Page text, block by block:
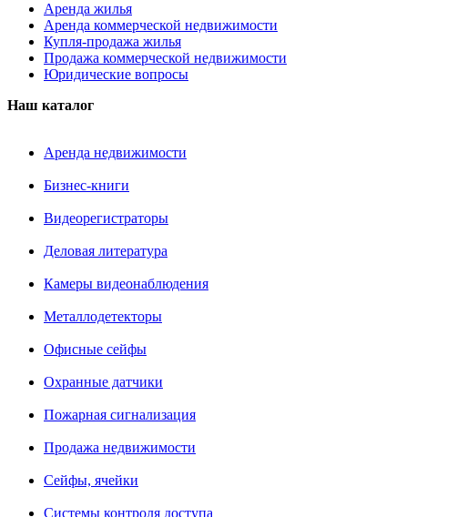
Аренда жилья
Аренда коммерческой недвижимости
Купля-продажа жилья
Продажа коммерческой недвижимости
Юридические вопросы
Наш каталог
Аренда недвижимости
Бизнес-книги
Видеорегистраторы
Деловая литература
Камеры видеонаблюдения
Металлодетекторы
Офисные сейфы
Охранные датчики
Пожарная сигнализация
Продажа недвижимости
Сейфы, ячейки
Системы контроля доступа